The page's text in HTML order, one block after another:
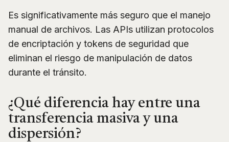
Es significativamente más seguro que el manejo
manual de archivos. Las APIs utilizan protocolos
de encriptación y tokens de seguridad que
eliminan el riesgo de manipulación de datos
durante el tránsito.
¿Qué diferencia hay entre una
transferencia masiva y una
dispersión?